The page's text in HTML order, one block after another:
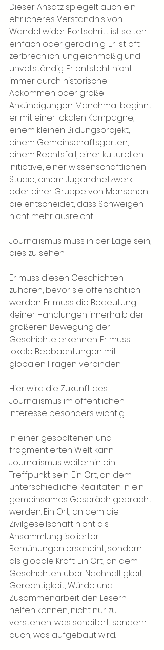
Dieser Ansatz spiegelt auch ein
ehrlicheres Verständnis von
Wandel wider. Fortschritt ist selten
einfach oder geradlinig. Er ist oft
zerbrechlich, ungleichmäßig und
unvollständig. Er entsteht nicht
immer durch historische
Abkommen oder große
Ankündigungen. Manchmal beginnt
er mit einer lokalen Kampagne,
einem kleinen Bildungsprojekt,
einem Gemeinschaftsgarten,
einem Rechtsfall, einer kulturellen
Initiative, einer wissenschaftlichen
Studie, einem Jugendnetzwerk
oder einer Gruppe von Menschen,
die entscheidet, dass Schweigen
nicht mehr ausreicht.
Journalismus muss in der Lage sein,
dies zu sehen.
Er muss diesen Geschichten
zuhören, bevor sie offensichtlich
werden. Er muss die Bedeutung
kleiner Handlungen innerhalb der
größeren Bewegung der
Geschichte erkennen. Er muss
lokale Beobachtungen mit
globalen Fragen verbinden.
Hier wird die Zukunft des
Journalismus im öffentlichen
Interesse besonders wichtig.
In einer gespaltenen und
fragmentierten Welt kann
Journalismus weiterhin ein
Treffpunkt sein. Ein Ort, an dem
unterschiedliche Realitäten in ein
gemeinsames Gespräch gebracht
werden. Ein Ort, an dem die
Zivilgesellschaft nicht als
Ansammlung isolierter
Bemühungen erscheint, sondern
als globale Kraft. Ein Ort, an dem
Geschichten über Nachhaltigkeit,
Gerechtigkeit, Würde und
Zusammenarbeit den Lesern
helfen können, nicht nur zu
verstehen, was scheitert, sondern
auch, was aufgebaut wird.